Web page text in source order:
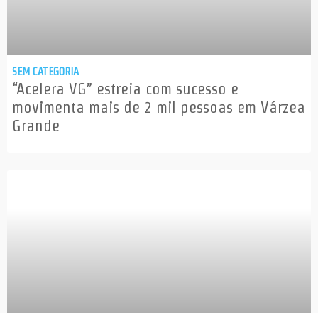
SEM CATEGORIA
“Acelera VG” estreia com sucesso e
movimenta mais de 2 mil pessoas em Várzea
Grande